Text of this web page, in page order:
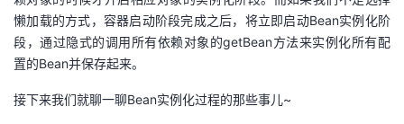
懒加载的方式，容器启动阶段完成之后，将立即启动Bean实例化阶
段，通过隐式的调用所有依赖对象的getBean方法来实例化所有配
置的Bean并保存起来。
接下来我们就聊一聊Bean实例化过程的那些事儿~